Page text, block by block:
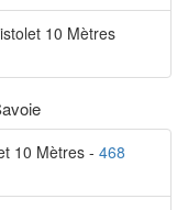
10 Mètres
10 Mètres - 468